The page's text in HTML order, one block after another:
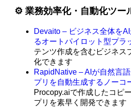
⚙️ 業務効率化・自動化ツー
Devaito – ビジネス全体を
るオートパイロット型プラ
テンツ作成を含むビジネス
化できます
RapidNative – AIが自然言
プリを自動生成するノーコ
Procopy.aiで作成したコピ
プリを素早く開発できます